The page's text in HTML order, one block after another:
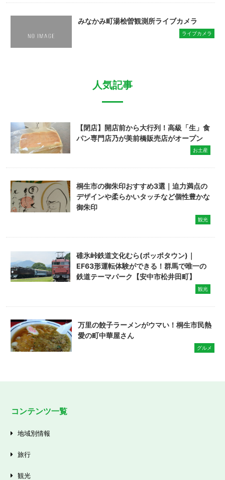
みなかみ町湯桧曽観測所ライブカメラ
ライブカメラ
人気記事
【閉店】開店前から大行列！高級「生」食
パン専門店乃が美前橋販売店がオープン
お土産
桐生市の御朱印おすすめ3選｜迫力満点の
デザインや柔らかいタッチなど個性豊かな
御朱印
観光
碓氷峠鉄道文化むら(ポッポタウン)｜
EF63形運転体験ができる！群馬で唯一の
鉄道テーマパーク【安中市松井田町】
観光
万里の餃子ラーメンがウマい！桐生市民熱
愛の町中華屋さん
グルメ
コンテンツ一覧
地域別情報
旅行
観光